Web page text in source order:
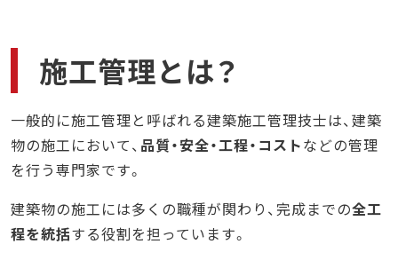
建築材料メーカーでの業務内容
容
建築施工管理技士の現場の実情
建築施工管理技士の求人状況
施工管理技士の平均年収
建築施工管理技士のキャリアアップの道
施工管理とは？
一般的に施工管理と呼ばれる建築施工管理技士は、建築
物の施工において、 品質・安全・工程・コストなどの管理
を行う専門家です。
建築物の施工には多くの職種が関わり、完成までの全工
程を統括する役割を担っています。